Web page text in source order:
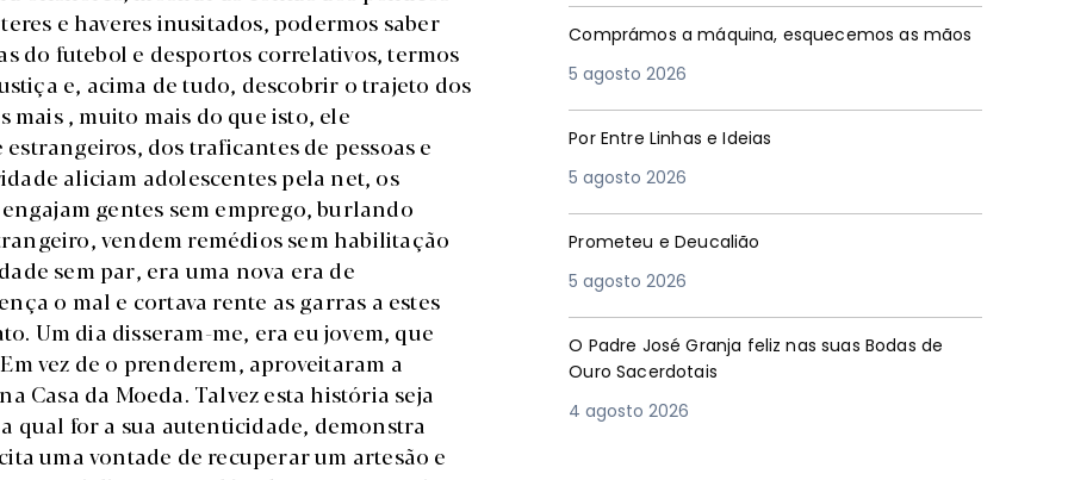
e haveres inusitados, podermos saber
do futebol e desportos correlativos, termos
e, acima de tudo, descobrir o trajeto dos
, muito mais do que isto, ele
dos traficantes de pessoas e
aliciam adolescentes pela net, os
gentes sem emprego, burlando
vendem remédios sem habilitação
sem par, era uma nova era de
o mal e cortava rente as garras a estes
Um dia disseram-me, era eu jovem, que
vez de o prenderem, aproveitaram a
Casa da Moeda. Talvez esta história seja
qual for a sua autenticidade, demonstra
uma vontade de recuperar um artesão e
Comprámos a máquina, esquecemos as mãos
5 agosto 2026
Por Entre Linhas e Ideias
5 agosto 2026
Prometeu e Deucalião
5 agosto 2026
O Padre José Granja feliz nas suas Bodas de
Ouro Sacerdotais
4 agosto 2026